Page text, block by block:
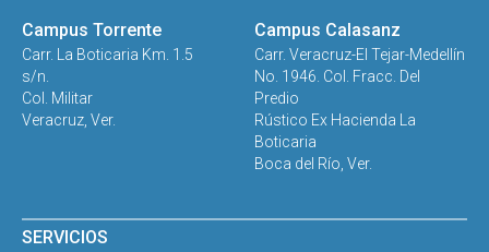
Campus Torrente
Carr. La Boticaria Km. 1.5
s/n.
Col. Militar
Veracruz, Ver.
Campus Calasanz
Carr. Veracruz-El Tejar-Medellín
No. 1946. Col. Fracc. Del
Predio
Rústico Ex Hacienda La
Boticaria
Boca del Río, Ver.
SERVICIOS